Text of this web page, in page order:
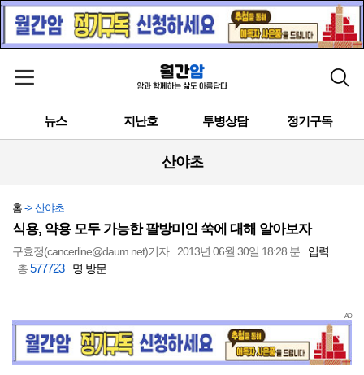
메뉴 열기 검색
뉴스 지난호 투병상담 정기구독
산야초
홈 -> 산야초
식용, 약용 모두 가능한 팔방미인 쑥에 대해 알아보자
구효정(cancerline@daum.net)기자 2013년 06월 30일 18:28 분
입력
총577723 명 방문
AD